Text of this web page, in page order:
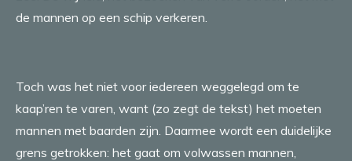
de mannen op een schip verkeren.
Toch was het niet voor iedereen weggelegd om te
kaap’ren te varen, want (zo zegt de tekst) het moeten
mannen met baarden zijn. Daarmee wordt een duidelijke
grens getrokken: het gaat om volwassen mannen,